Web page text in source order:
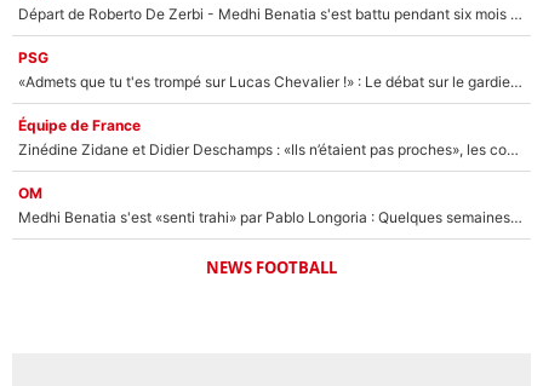
Départ de Roberto De Zerbi - Medhi Benatia s'est battu pendant six mois pour le retenir à l'OM, le PSG a été le naufrage de trop : «Je pars avec toi»
PSG
«Admets que tu t'es trompé sur Lucas Chevalier !» : Le débat sur le gardien du PSG vire au clash à l'After Foot
Équipe de France
Zinédine Zidane et Didier Deschamps : «Ils n’étaient pas proches», les confidences d’un membre de l’équipe de France 1998 sur leur relation spéciale
OM
Medhi Benatia s'est «senti trahi» par Pablo Longoria : Quelques semaines après son départ, l'ancien directeur de football de l'OM règle ses comptes
NEWS FOOTBALL